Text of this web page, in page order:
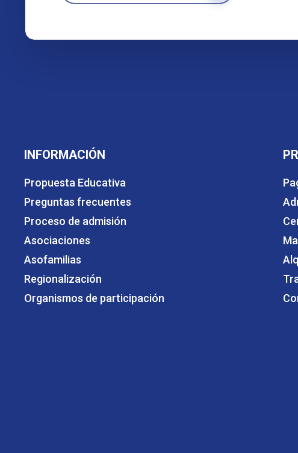
INFORMACIÓN
Propuesta Educativa
Preguntas frecuentes
Proceso de admisión
Asociaciones
Asofamilias
Regionalización
Organismos de participación